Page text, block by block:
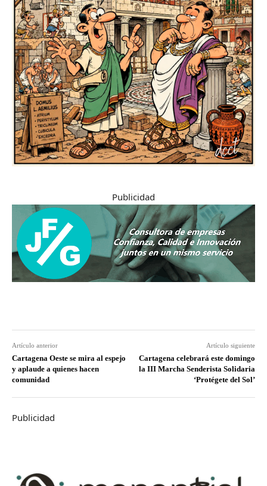
Publicidad
Artículo anterior
Cartagena Oeste se mira al espejo
y aplaude a quienes hacen
comunidad
Artículo siguiente
Cartagena celebrará este domingo
la III Marcha Senderista Solidaria
‘Protégete del Sol’
Publicidad